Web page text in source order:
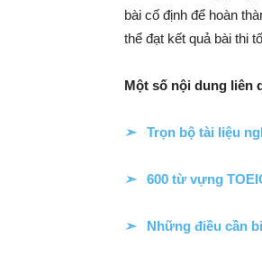
bài cố định để hoàn
thể đạt kết quả bài thi
Một số nội dung liên
➣ Trọn bộ tài liệu
➣ 600 từ vựng
➣ Những điều cần